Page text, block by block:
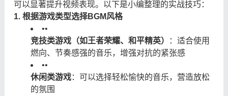
可以显著提升视频表现。以下是小编整理的实战技巧：
1. 根据游戏类型选择BGM风格
••
竞技类游戏（如王者荣耀、和平精英）
：适合使用
燃向、节奏感强的音乐，增强对抗的紧张感
••
休闲类游戏：可以选择轻松愉快的音乐，营造放松
的氛围